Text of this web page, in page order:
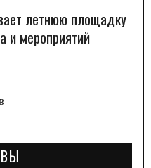
летнюю площадку
и мероприятий